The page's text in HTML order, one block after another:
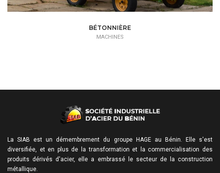
BÉTONNIÈRE
MACHINES
La SIAB est un démembrement du groupe HAGE au Bénin. Elle s'est
diversifiée, et en plus de la transformation et la commercialisation des
produits dérivés d'acier, elle a embrassé le secteur de la construction
métallique.